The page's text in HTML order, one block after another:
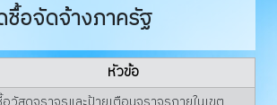
ชื้อจัดจ้างภาครัฐ
หัวข้อ